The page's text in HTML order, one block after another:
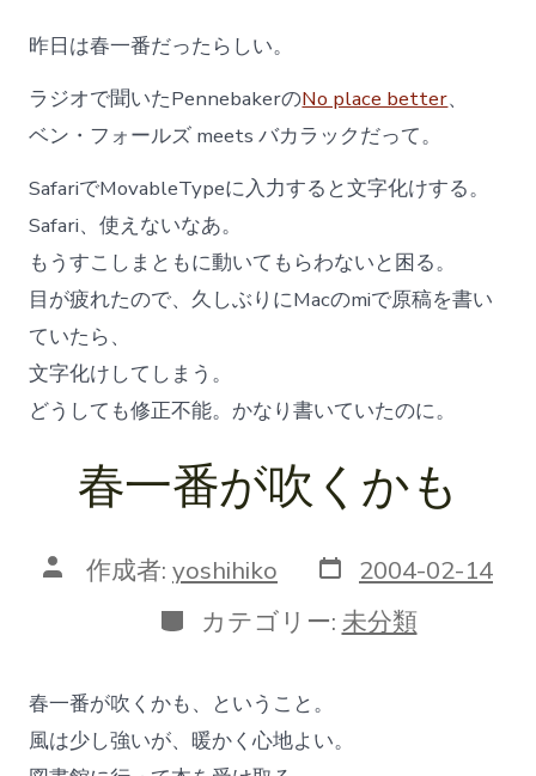
リ
ー
昨日は春一番だったらしい。
ラジオで聞いたPennebakerのNo place better、
ベン・フォールズ meets バカラックだって。
SafariでMovableTypeに入力すると文字化けする。
Safari、使えないなあ。
もうすこしまともに動いてもらわないと困る。
目が疲れたので、久しぶりにMacのmiで原稿を書い
ていたら、
文字化けしてしまう。
どうしても修正不能。かなり書いていたのに。
春一番が吹くかも
投 作成者: yoshihiko 投
稿
日
2004-02-14
カ
テ
リ
ー
カテゴリー: 未分類
春一番が吹くかも、ということ。
風は少し強いが、暖かく心地よい。